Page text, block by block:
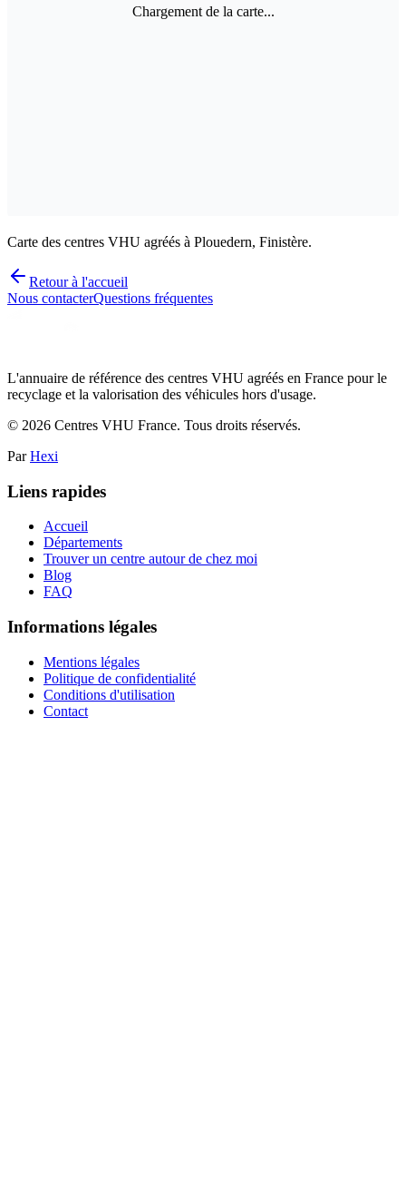
Chargement de la carte...
Carte des centres VHU agréés à Plouedern, Finistère.
Retour à l'accueil
Nous contacterQuestions fréquentes
L'annuaire de référence des centres VHU agréés en France pour le
recyclage et la valorisation des véhicules hors d'usage.
© 2026 Centres VHU France. Tous droits réservés.
Par Hexi
Liens rapides
Accueil
Départements
Trouver un centre autour de chez moi
Blog
FAQ
Informations légales
Mentions légales
Politique de confidentialité
Conditions d'utilisation
Contact